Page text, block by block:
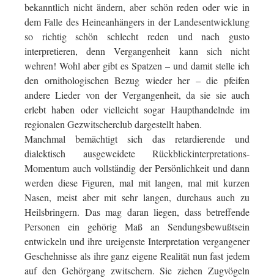
bekanntlich nicht ändern, aber schön reden oder wie in
dem Falle des Heineanhängers in der Landesentwicklung
so richtig schön schlecht reden und nach gusto
interpretieren, denn Vergangenheit kann sich nicht
wehren! Wohl aber gibt es Spatzen – und damit stelle ich
den ornithologischen Bezug wieder her – die pfeifen
andere Lieder von der Vergangenheit, da sie sie auch
erlebt haben oder vielleicht sogar Haupthandelnde im
regionalen Gezwitscherclub dargestellt haben.
Manchmal bemächtigt sich das retardierende und
dialektisch ausgeweidete Rückblickinterpretations-
Momentum auch vollständig der Persönlichkeit und dann
werden diese Figuren, mal mit langen, mal mit kurzen
Nasen, meist aber mit sehr langen, durchaus auch zu
Heilsbringern. Das mag daran liegen, dass betreffende
Personen ein gehörig Maß an Sendungsbewußtsein
entwickeln und ihre ureigenste Interpretation vergangener
Geschehnisse als ihre ganz eigene Realität nun fast jedem
auf den Gehörgang zwitschern. Sie ziehen Zugvögeln